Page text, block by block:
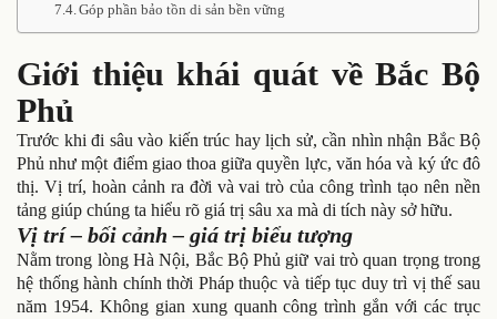
Góp phần bảo tồn di sản bền vững
Giới thiệu khái quát về Bắc Bộ
Phủ
Trước khi đi sâu vào kiến trúc hay lịch sử, cần nhìn nhận Bắc Bộ
Phủ như một điểm giao thoa giữa quyền lực, văn hóa và ký ức đô
thị. Vị trí, hoàn cảnh ra đời và vai trò của công trình tạo nên nền
tảng giúp chúng ta hiểu rõ giá trị sâu xa mà di tích này sở hữu.
Vị trí – bối cảnh – giá trị biểu tượng
Nằm trong lòng Hà Nội, Bắc Bộ Phủ giữ vai trò quan trọng trong
hệ thống hành chính thời Pháp thuộc và tiếp tục duy trì vị thế sau
năm 1954. Không gian xung quanh công trình gắn với các trục